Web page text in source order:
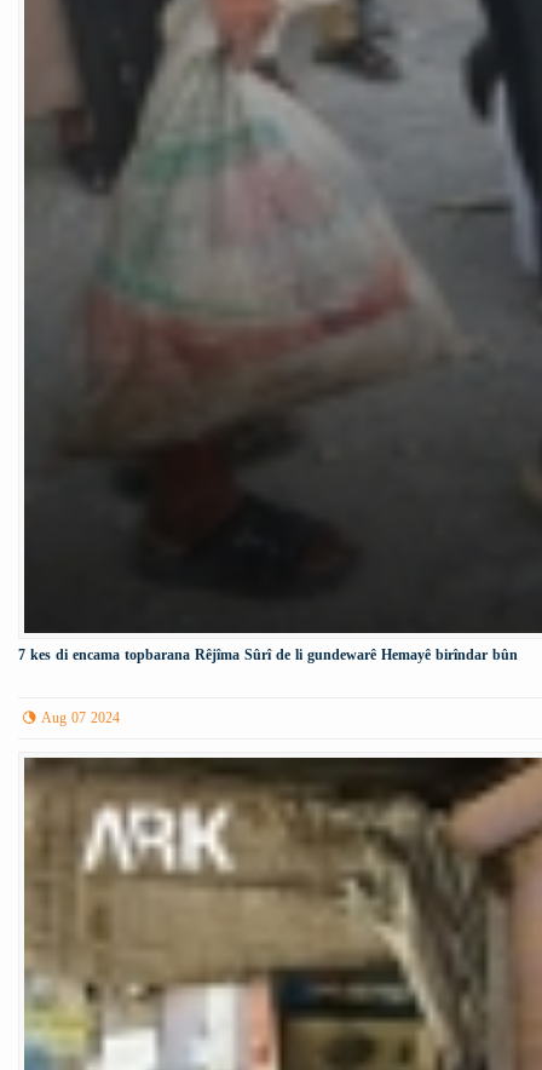
7 kes di encama topbarana Rêjîma Sûrî de li gundewarê Hemayê birîndar bûn
Aug 07 2024